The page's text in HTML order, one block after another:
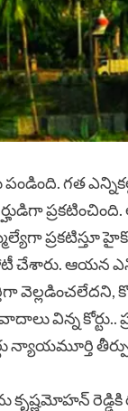
పండింది. గత
ప్రకటిస్తూ
పోటీ చేశారు. ఆయన
విన్న కోర్టు..
న్యాయమూర్తి
కృష్ణమోహన్